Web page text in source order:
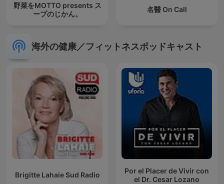
野菜をMOTTO presents ス
ープのじかん。
名醫 On Call
海外の健康／フィットネスポッドキャスト
Brigitte Lahaie Sud Radio
Por el Placer de Vivir con
el Dr. Cesar Lozano